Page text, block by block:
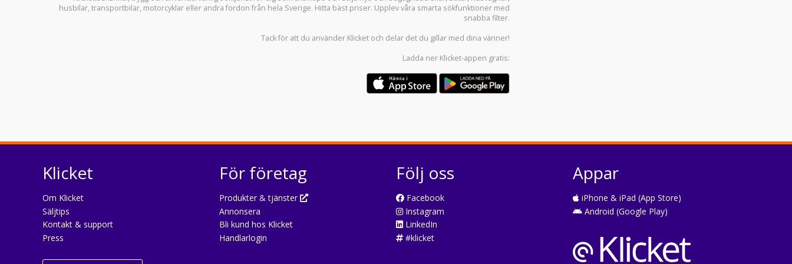
husbilar,transportbilar, motorcyklar eller andra fordon från hela Sverige. Hitta bäst priser. Upplev våra smarta sökfunktioner med
snabba filter.
Tack för att du använder Klicket och delar det du gillar med dina vänner!
Ladda ner Klicket-appen gratis:
Klicket
Om Klicket
Säljtips
Kontakt & support
Press
För företag
Produkter & tjänster
Annonsera
Bli kund hos Klicket
Handlarlogin
Följ oss
Facebook
Instagram
LinkedIn
#klicket
Appar
iPhone & iPad (App Store)
Android (Google Play)